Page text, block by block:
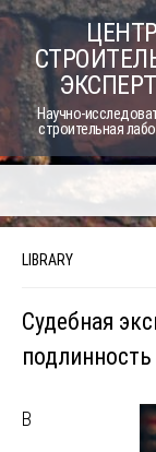
Skip
to
content
Научно-
строительная
LIBRARY
Судебная
подлинность
В